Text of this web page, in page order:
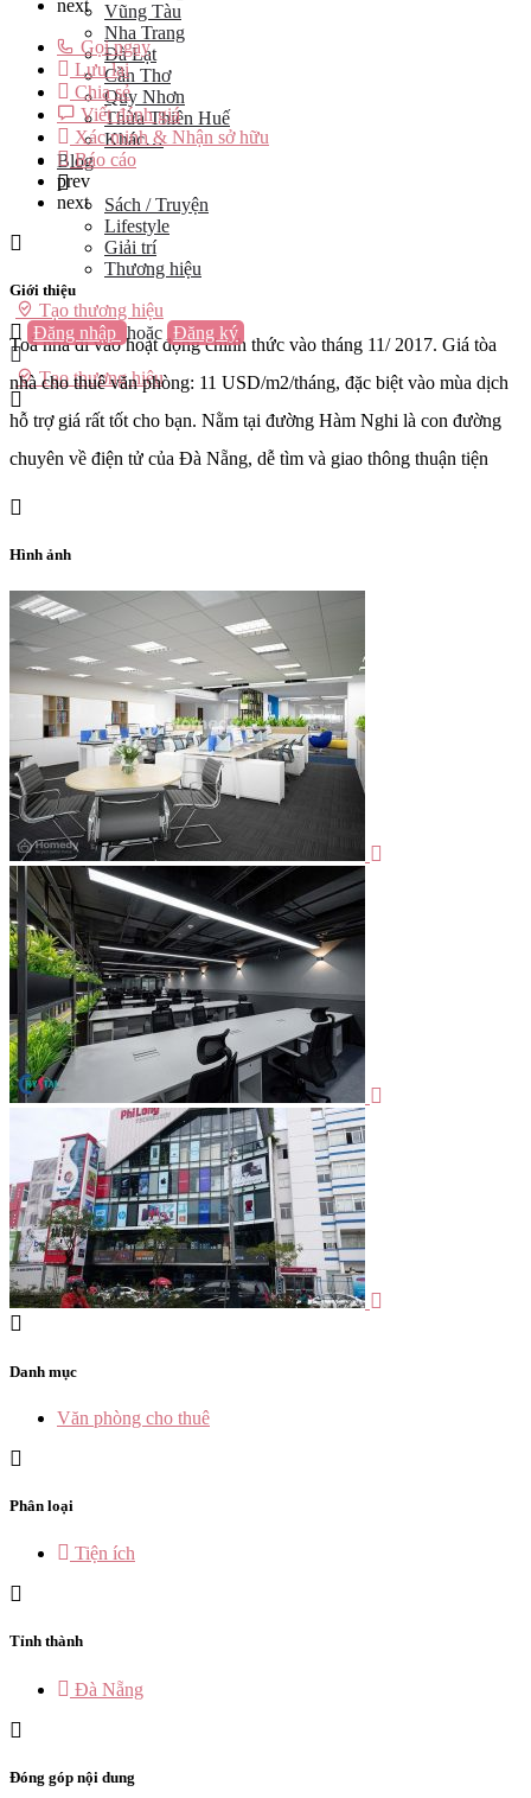
Vũng Tàu
Nha Trang
Đà Lạt
Cần Thơ
Quy Nhơn
Thừa Thiên Huế
Khác…
Blog
Sách / Truyện
Lifestyle
Giải trí
Thương hiệu
Tạo thương hiệu
Đăng nhập hoặc Đăng ký
Tạo thương hiệu
next
Gọi ngay
Lưu lại
Chia sẻ
Viết đánh giá
Xác minh & Nhận sở hữu
Báo cáo
prev
next
Giới thiệu
Toà nhà đi vào hoạt động chính thức vào tháng 11/ 2017. Giá tòa
nhà cho thuê văn phòng: 11 USD/m2/tháng, đặc biệt vào mùa dịch
hỗ trợ giá rất tốt cho bạn. Nằm tại đường Hàm Nghi là con đường
chuyên về điện tử của Đà Nẵng, dễ tìm và giao thông thuận tiện
Hình ảnh
Danh mục
Văn phòng cho thuê
Phân loại
Tiện ích
Tỉnh thành
Đà Nẵng
Đóng góp nội dung